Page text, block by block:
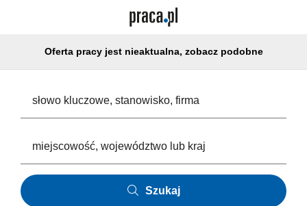
Oferta pracy jest nieaktualna, zobacz podobne
Szukaj